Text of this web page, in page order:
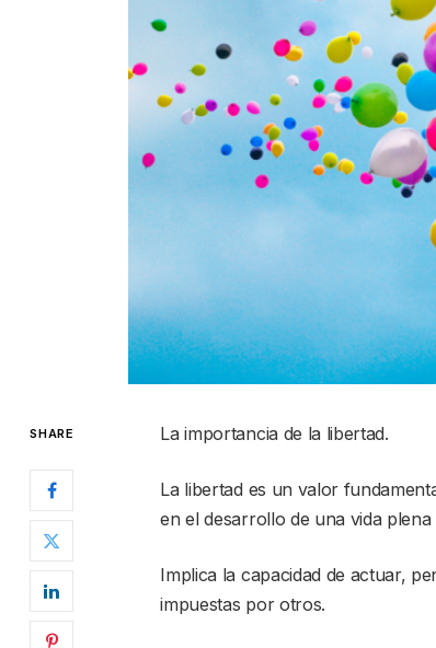
SHARE La importancia de la libertad.
La libertad es un valor
en el desarrollo de una vida plena
Implica la capacidad de actuar,
impuestas por otros.